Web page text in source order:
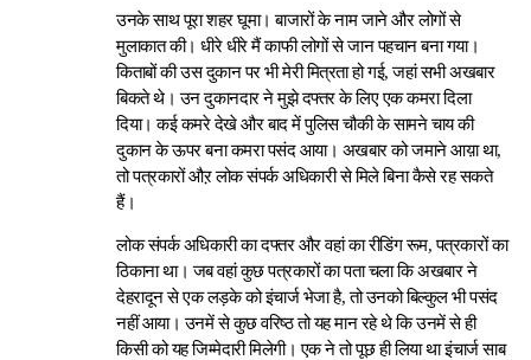
उनके साथ पूरा शहर घूमा। बाजारों के नाम जाने और लोगों से
मुलाकात की। धीरे धीरे मैं काफी लोगों से जान पहचान बना गया।
किताबों की उस दुकान पर भी मेरी मित्रता हो गई, जहां सभी अखबार
बिकते थे। उन दुकानदार ने मुझे दफ्तर के लिए एक कमरा दिला
दिया। कई कमरे देखे और बाद में पुलिस चौकी के सामने चाय की
दुकान के ऊपर बना कमरा पसंद आया। अखबार को जमाने आय़ा था,
तो पत्रकारों औऱ लोक संपर्क अधिकारी से मिले बिना कैसे रह सकते
हैं।
लोक संपर्क अधिकारी का दफ्तर और वहां का रीडिंग रूम, पत्रकारों का
ठिकाना था। जब वहां कुछ पत्रकारों का पता चला कि अखबार ने
देहरादून से एक लड़के को इंचार्ज भेजा है, तो उनको बिल्कुल भी पसंद
नहीं आया। उनमें से कुछ वरिष्ठ तो यह मान रहे थे कि उनमें से ही
किसी को यह जिम्मेदारी मिलेगी। एक ने तो पूछ ही लिया था इंचार्ज साब